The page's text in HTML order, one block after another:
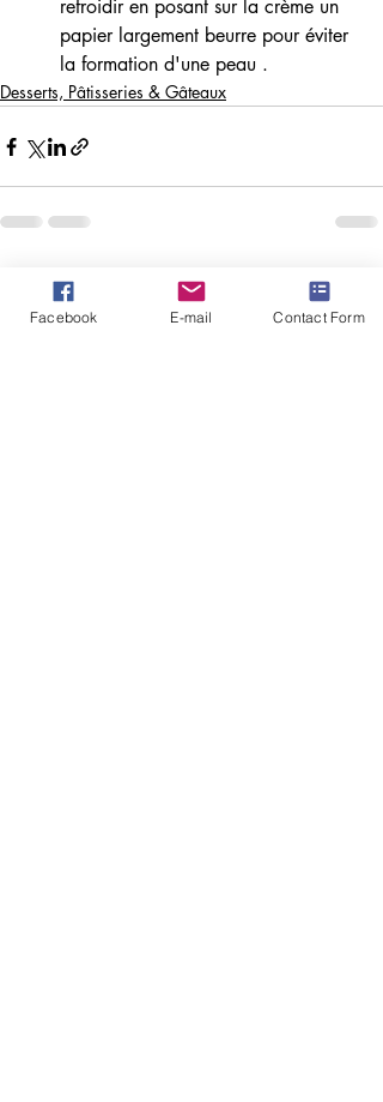
refroidir en posant sur la crème un
papier largement beurre pour éviter
la formation d'une peau .
Desserts, Pâtisseries & Gâteaux
Posts similaires Voir tout
Facebook E-mail Contact Form